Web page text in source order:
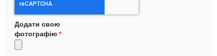
Додати свою
фотографію